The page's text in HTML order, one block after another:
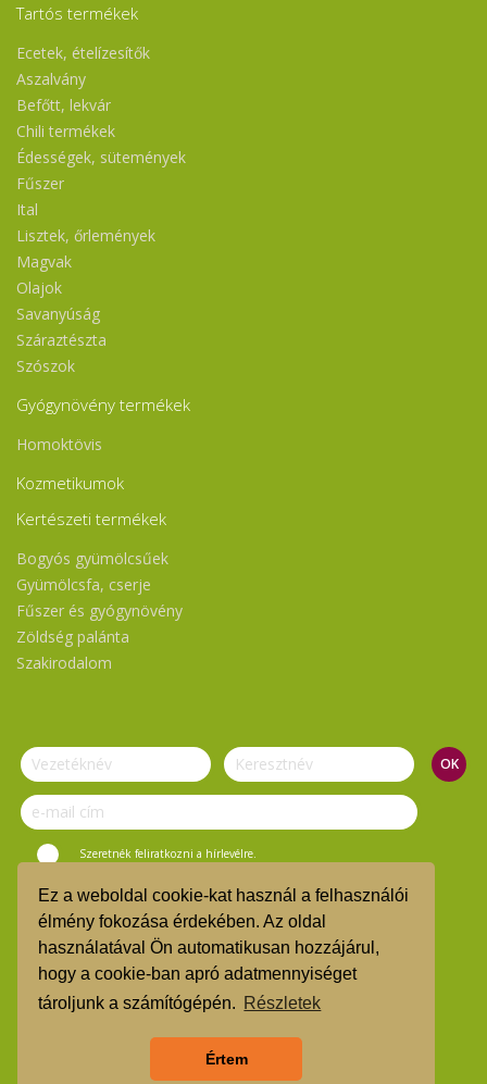
Ez a weboldal cookie-kat használ a felhasználói
élmény fokozása érdekében. Az oldal
használatával Ön automatikusan hozzájárul,
hogy a cookie-ban apró adatmennyiséget
tároljunk a számítógépén. Részletek
Értem
Tartós termékek
Ecetek, ételízesítők
Aszalvány
Befőtt, lekvár
Chili termékek
Édességek, sütemények
Fűszer
Ital
Lisztek, őrlemények
Magvak
Olajok
Savanyúság
Száraztészta
Szószok
Gyógynövény termékek
Homoktövis
Kozmetikumok
Kertészeti termékek
Bogyós gyümölcsűek
Gyümölcsfa, cserje
Fűszer és gyógynövény
Zöldség palánta
Szakirodalom
Szeretnék feliratkozni a hírlevélre.
© Vasi Zöld Kosár 2019.
ÁSZF
TMR
Árgarancia